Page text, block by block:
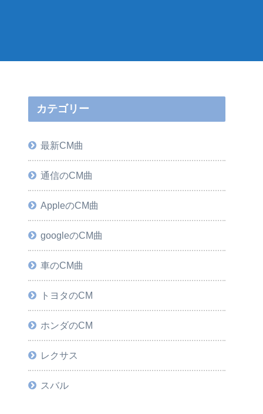
カテゴリー
最新CM曲
通信のCM曲
AppleのCM曲
googleのCM曲
車のCM曲
トヨタのCM
ホンダのCM
レクサス
スバル